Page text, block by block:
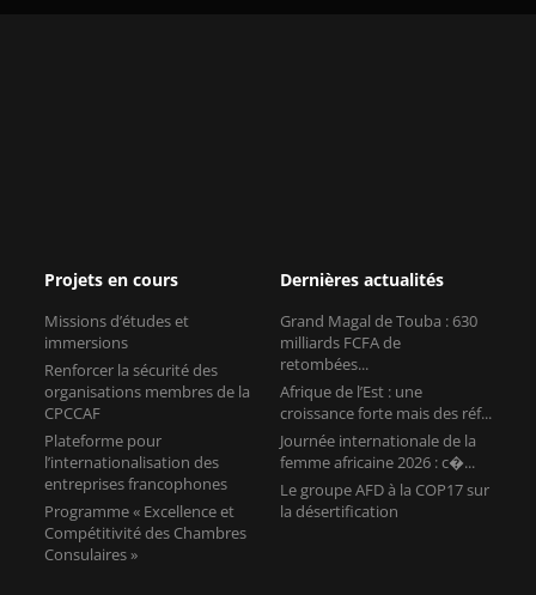
Projets en cours
Missions d’études et
immersions
Renforcer la sécurité des
organisations membres de la
CPCCAF
Plateforme pour
l’internationalisation des
entreprises francophones
Programme « Excellence et
Compétitivité des Chambres
Consulaires »
Dernières actualités
Grand Magal de Touba : 630
milliards FCFA de
retombées...
Afrique de l’Est : une
croissance forte mais des réf...
Journée internationale de la
femme africaine 2026 : c�...
Le groupe AFD à la COP17 sur
la désertification